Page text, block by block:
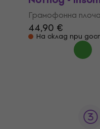
Грамофонна плоча
44,90 €
На склад при